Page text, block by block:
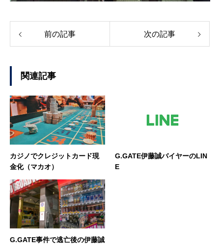
前の記事 次の記事
関連記事
カジノでクレジットカード現
金化（マカオ）
G.GATE伊藤誠バイヤーのLIN
E
G.GATE事件で逃亡後の伊藤誠